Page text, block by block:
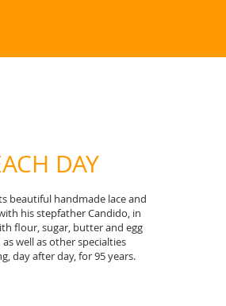
DAY
beautiful handmade lace and
his stepfather Candido, in
flour, sugar, butter and egg
well as other specialties
day after day, for 95 years.